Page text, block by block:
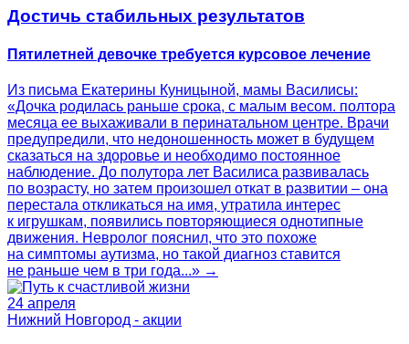
Достичь стабильных результатов
Пятилетней девочке требуется курсовое лечение
Из письма Екатерины Куницыной, мамы Василисы:
«Дочка родилась раньше срока, с малым весом. полтора
месяца ее выхаживали в перинатальном центре. Врачи
предупредили, что недоношенность может в будущем
сказаться на здоровье и необходимо постоянное
наблюдение. До полутора лет Василиса развивалась
по возрасту, но затем произошел откат в развитии – она
перестала откликаться на имя, утратила интерес
к игрушкам, появились повторяющиеся однотипные
движения. Невролог пояснил, что это похоже
на симптомы аутизма, но такой диагноз ставится
не раньше чем в три года...» →
24 апреля
Нижний Новгород - акции